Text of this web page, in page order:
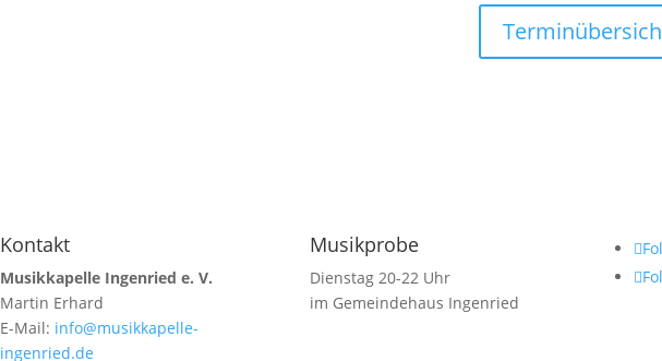
Kontakt
Musikkapelle Ingenried e. V.
Martin Erhard
E-Mail: info@musikkapelle-
ingenried.de
Musikprobe
Dienstag 20-22 Uhr
im Gemeindehaus Ingenried